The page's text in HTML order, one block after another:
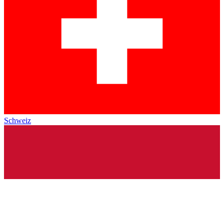
Schweiz